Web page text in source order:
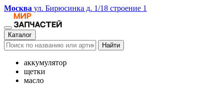
Москва ул. Бирюсинка д. 1/18 строение 1
Каталог
Найти
аккумулятор
щетки
масло